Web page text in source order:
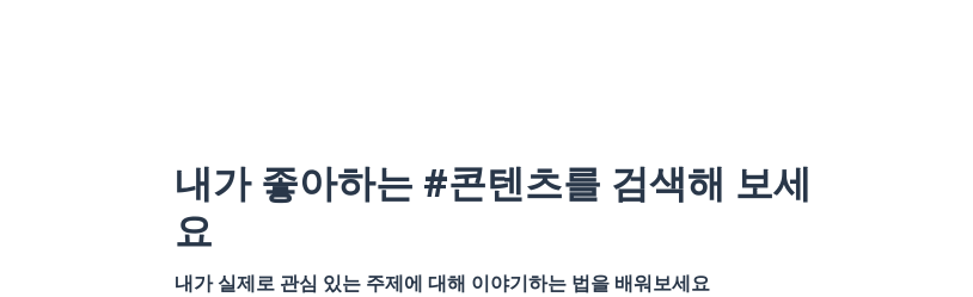
내가 좋아하는 #콘텐츠를 검색해 보세
요
내가 실제로 관심 있는 주제에 대해 이야기하는 법을 배워보세요